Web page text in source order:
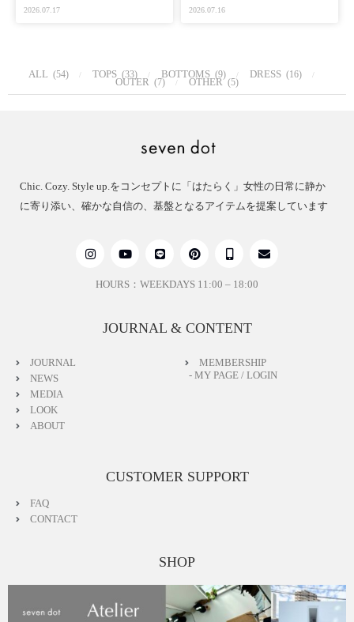
（1枚洗い・手洗いモードで乾燥もテスト済み）
スタイリングにご活用いただけます
秋の始まりのカーディガン代わりに
幅広く使って頂けるニットジャケットです
BLACK https://www.seven-dot.com/items/124951756
LINE https://page.line.me/496ytgtw?openQrModal=true
App https://thebase.com/to_app?s=shop&shop_id=sev
endot-fashionstore-jp&follow=true
‐‐‐‐‐‐‐‐‐‐
A knit jacket crafted from silk-blend yarn with a soft sh
een.
Featuring a bouclé-like knit pattern, this relaxed jacket
choose the color that best complements your accessori
2026.07.17 2026.07.16
ALL (54) TOPS (33) BOTTOMS (9) DRESS (16)
OUTER (7) OTHER (5)
Chic. Cozy. Style up.をコンセプトに「はたらく」女性の日常に静か
に寄り添い、確かな自信の、基盤となるアイテムを提案しています
HOURS：WEEKDAYS 11:00 – 18:00
JOURNAL & CONTENT
JOURNAL
NEWS
MEDIA
LOOK
ABOUT
MEMBERSHIP
- MY PAGE / LOGIN
CUSTOMER SUPPORT
FAQ
CONTACT
SHOP